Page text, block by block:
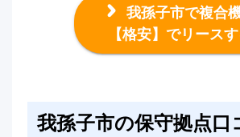
我孫子市で複合
【格安】でリース
我孫子市の保守拠点口